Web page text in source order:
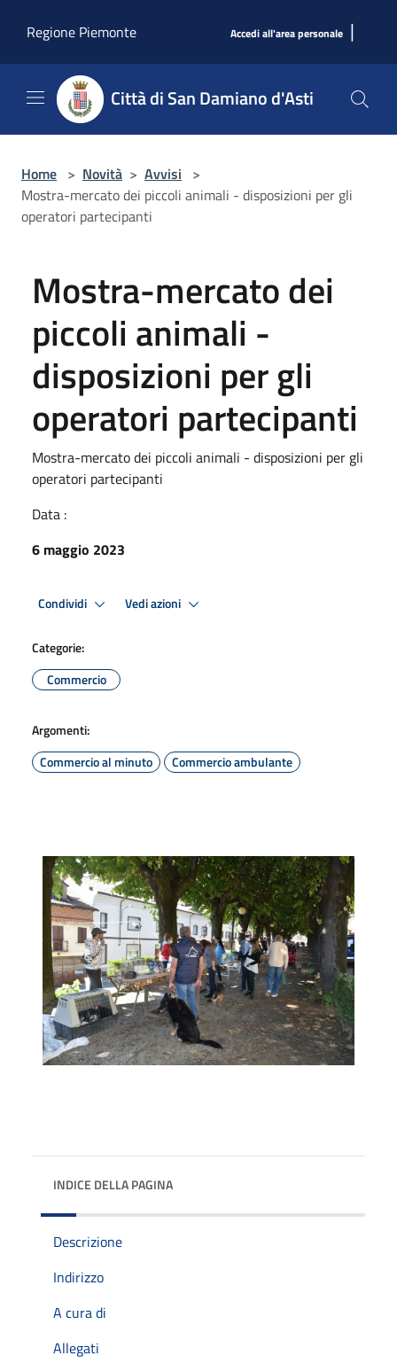
Regione Piemonte
Accedi all'area personale |
Città di San Damiano d'Asti
Home > Novità > Avvisi >
Mostra-mercato dei piccoli animali - disposizioni per gli
operatori partecipanti
Mostra-mercato dei
piccoli animali -
disposizioni per gli
operatori partecipanti
Mostra-mercato dei piccoli animali - disposizioni per gli
operatori partecipanti
Data :
6 maggio 2023
Condividi Vedi azioni
Categorie:
Commercio
Argomenti:
Commercio al minuto
Commercio ambulante
INDICE DELLA PAGINA
Descrizione
Indirizzo
A cura di
Allegati